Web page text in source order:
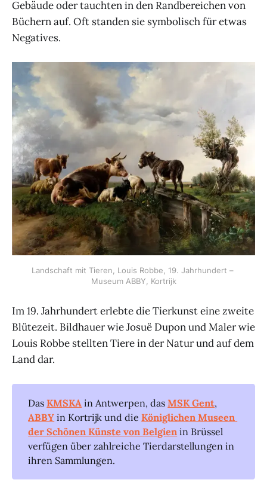
Gebäude oder tauchten in den Randbereichen von
Büchern auf. Oft standen sie symbolisch für etwas
Negatives.
Landschaft mit Tieren, Louis Robbe, 19. Jahrhundert –
Museum ABBY, Kortrijk
Im 19. Jahrhundert erlebte die Tierkunst eine zweite
Blütezeit. Bildhauer wie Josuë Dupon und Maler wie
Louis Robbe stellten Tiere in der Natur und auf dem
Land dar.
DasKMSKA in Antwerpen, dasMSK Gent,
ABBY in Kortrijk und dieKöniglichen Museen
der Schönen Künste von Belgien in Brüssel
verfügen über zahlreiche Tierdarstellungen in
ihren Sammlungen.